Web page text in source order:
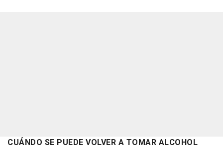
CUÁNDO SE PUEDE VOLVER A TOMAR ALCOHOL